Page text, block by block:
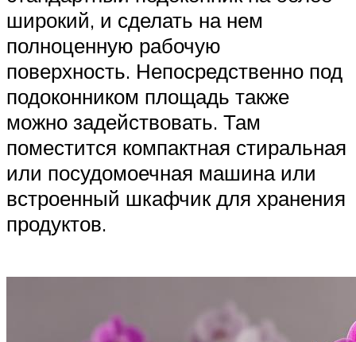
широкий, и сделать на нем
полноценную рабочую
поверхность. Непосредственно под
подоконником площадь также
можно задействовать. Там
поместится компактная стиральная
или посудомоечная машина или
встроенный шкафчик для хранения
продуктов.